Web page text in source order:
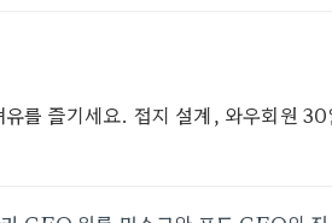
를 즐기세요. 접지 설계, 와우회원